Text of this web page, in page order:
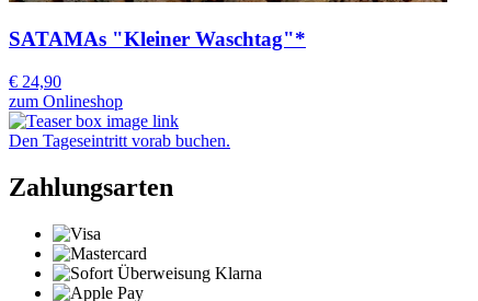
SATAMAs "Kleiner Waschtag"*
€ 24,90
zum Onlineshop
Den Tageseintritt vorab buchen.
Zahlungsarten